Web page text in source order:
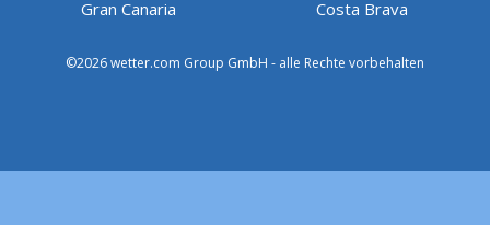
Gran Canaria
Costa Brava
©2026 wetter.com Group GmbH - alle Rechte vorbehalten